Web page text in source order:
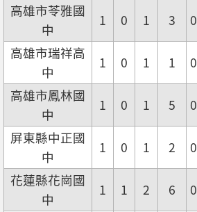
高雄市苓雅國
中
1 0 1 3 0
高雄市瑞祥高
中
1 0 1 1 0
高雄市鳳林國
中
1 0 1 5 0
屏東縣中正國
中
1 0 1 2 0
花蓮縣花崗國
中
1 1 2 6 0